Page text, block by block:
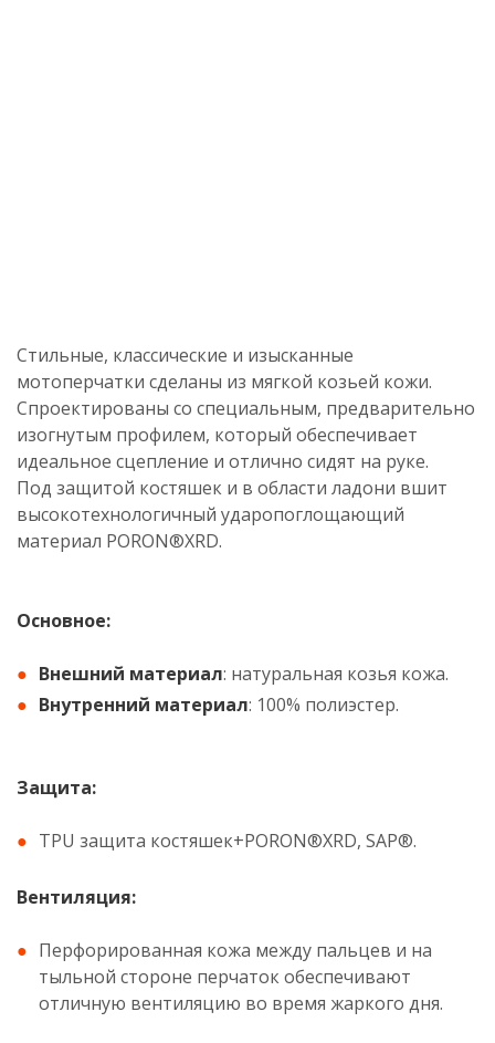
Стильные, классические и изысканные
мотоперчатки сделаны из мягкой козьей кожи.
Спроектированы со специальным, предварительно
изогнутым профилем, который обеспечивает
идеальное сцепление и отлично сидят на руке.
Под защитой костяшек и в области ладони вшит
высокотехнологичный ударопоглощающий
материал PORON®XRD.
Основное:
Внешний материал: натуральная козья кожа.
Внутренний материал: 100% полиэстер.
Защита:
TPU защита костяшек+PORON®XRD, SAP®.
Вентиляция:
Перфорированная кожа между пальцев и на
тыльной стороне перчаток обеспечивают
отличную вентиляцию во время жаркого дня.